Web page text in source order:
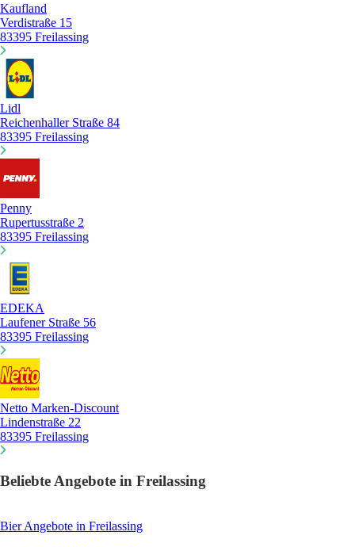
Kaufland
Verdistraße 15
83395 Freilassing
Lidl
Reichenhaller Straße 84
83395 Freilassing
Penny
Rupertusstraße 2
83395 Freilassing
EDEKA
Laufener Straße 56
83395 Freilassing
Netto Marken-Discount
Lindenstraße 22
83395 Freilassing
Beliebte Angebote in Freilassing
BierAngebote in Freilassing